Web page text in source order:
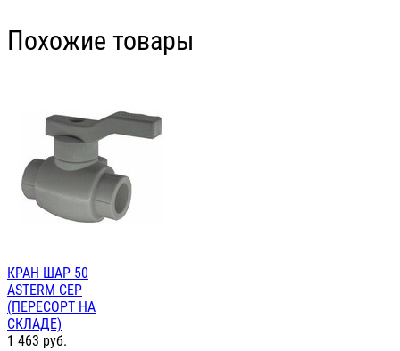
Похожие товары
КРАН ШАР 50
ASTERM СЕР
(ПЕРЕСОРТ НА
СКЛАДЕ)
1 463 руб.